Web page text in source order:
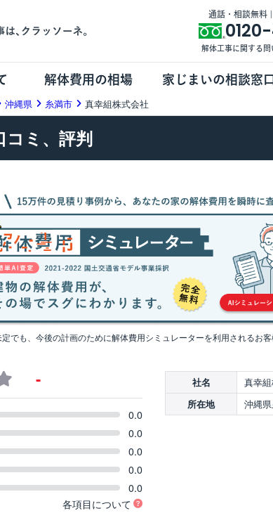
通話・相談無料
解体工事に関する
解体費用の相場 家じまいの相談窓
沖縄県 糸満市 真幸組株式会社
コミ、評判
でも、今後の計画のために解体費用シミュレーターを利用されるお客
-
0.0
0.0
0.0
0.0
0.0
各項目について
社名 真幸
所在地 沖縄